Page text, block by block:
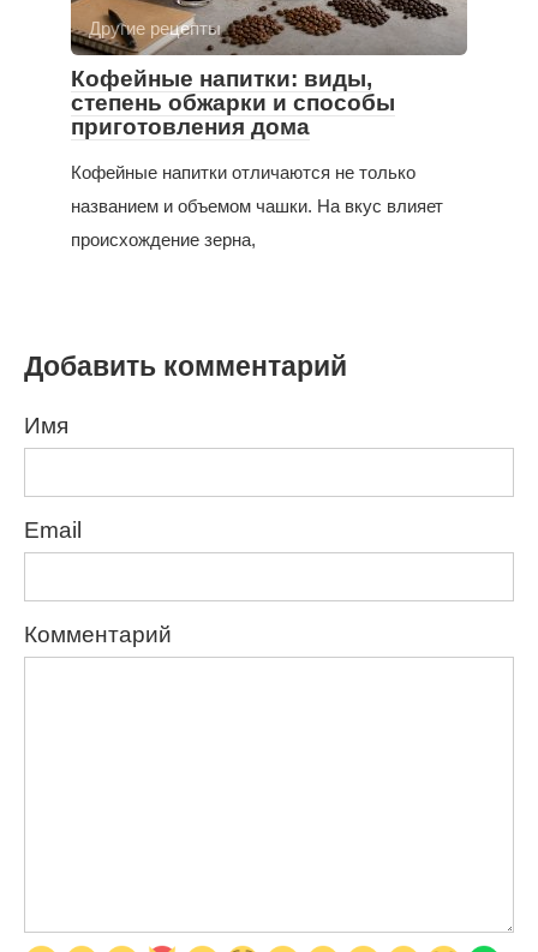
Другие рецепты
Кофейные напитки: виды,
степень обжарки и способы
приготовления дома
Кофейные напитки отличаются не только
названием и объемом чашки. На вкус влияет
происхождение зерна,
Добавить комментарий
Имя
Email
Комментарий